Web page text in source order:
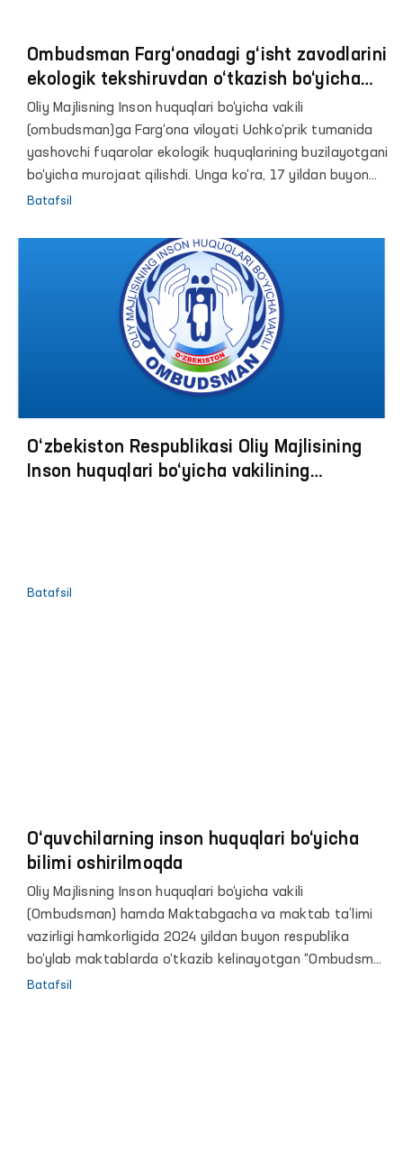
Ombudsman Farg‘onadagi g‘isht zavodlarini
ekologik tekshiruvdan o‘tkazish bo‘yicha
xulosa kiritdi
Oliy Majlisning Inson huquqlari bo‘yicha vakili
(ombudsman)ga Farg‘ona viloyati Uchko‘prik tumanida
yashovchi fuqarolar ekologik huquqlarining buzilayotgani
bo‘yicha murojaat qilishdi. Unga ko‘ra, 17 yildan buyon
tumandagi “Tursunzoda” fermer xo‘jaligiga qarashli
moddalar va hidlar tarqalmoqda. Bu esa nafaqat
salomatlikka, balki aholining tomorqasidagi mevali
daraxt va sabzavotlarning hosiliga ham salbiy taʼsir
Batafsil
O‘zbekiston Respublikasi Oliy Majlisining
Inson huquqlari bo‘yicha vakilining
Batafsil
O‘quvchilarning inson huquqlari bo‘yicha
bilimi oshirilmoqda
Oliy Majlisning Inson huquqlari bo‘yicha vakili
(Ombudsman) hamda Maktabgacha va maktab ta’limi
vazirligi hamkorligida 2024 yildan buyon respublika
bo‘ylab maktablarda o‘tkazib kelinayotgan “Ombudsman
soati” darslariga o‘quvchilar qiziqishi ortib bormoqda.
Batafsil